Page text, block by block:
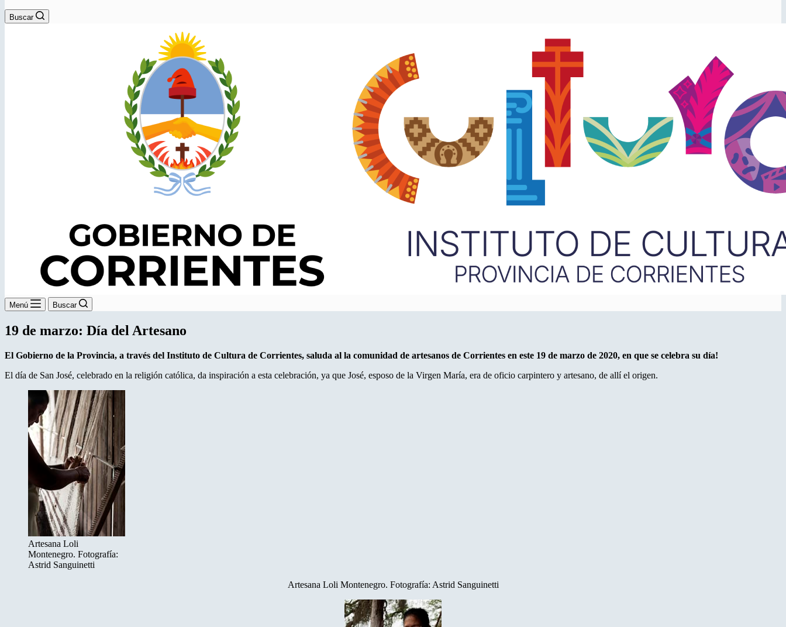
Buscar
Menú Buscar
19 de marzo: Día del Artesano
El Gobierno de la Provincia, a través del Instituto de Cultura de Corrientes, saluda al la comunidad de artesanos de Corrientes en este 19 de marzo de 2020, en que se celebra su día!
El día de San José, celebrado en la religión católica, da inspiración a esta celebración, ya que José, esposo de la Virgen María, era de oficio carpintero y artesano, de allí el origen.
Artesana Loli
Montenegro. Fotografía:
Astrid Sanguinetti
Artesana Loli Montenegro. Fotografía: Astrid Sanguinetti